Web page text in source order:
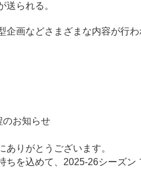
送られる。
画などさまざまな内容が行
のお知らせ
ありがとうございます。
ちを込めて、2025-26シーズ